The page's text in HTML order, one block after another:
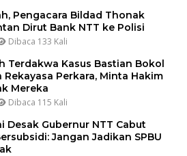
Pengacara Bildad Thonak
Dirut Bank NTT ke Polisi
Dibaca 133 Kali
Terdakwa Kasus Bastian Bokol
Rekayasa Perkara, Minta Hakim
Mereka
Dibaca 115 Kali
Desak Gubernur NTT Cabut
Jangan Jadikan SPBU